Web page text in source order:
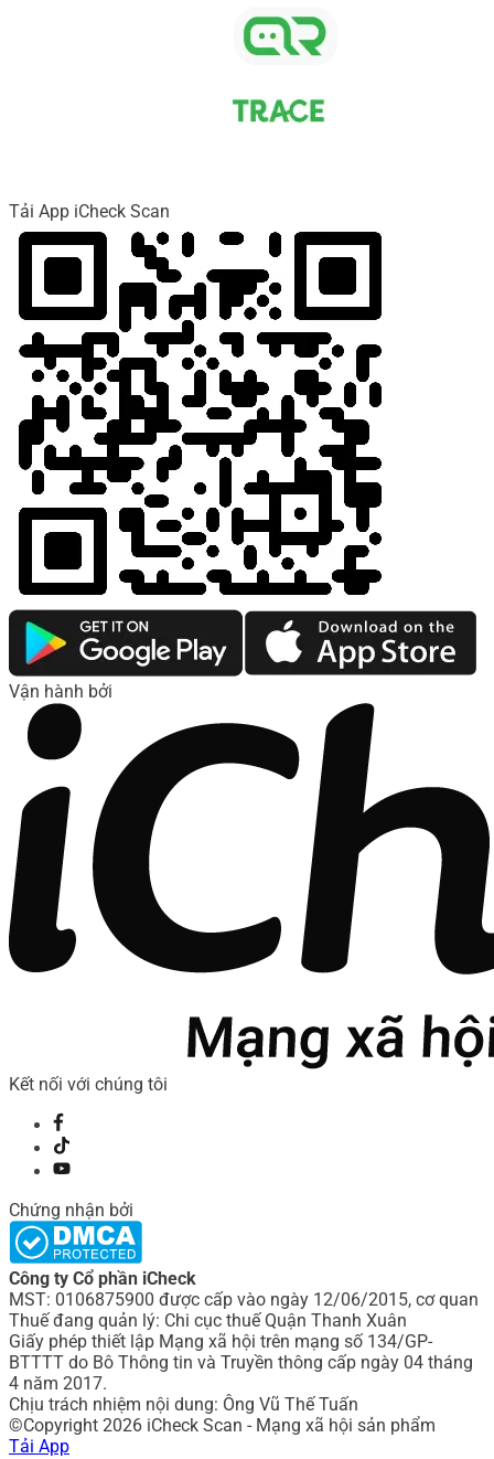
Tải App iCheck Scan
Vận hành bởi
Kết nối với chúng tôi
Chứng nhận bởi
Công ty Cổ phần iCheck
MST: 0106875900 được cấp vào ngày 12/06/2015, cơ quan
Thuế đang quản lý: Chi cục thuế Quận Thanh Xuân
Giấy phép thiết lập Mạng xã hội trên mạng số 134/GP-
BTTTT do Bô Thông tin và Truyền thông cấp ngày 04 tháng
4 năm 2017.
Chịu trách nhiệm nội dung: Ông Vũ Thế Tuấn
©Copyright 2026 iCheck Scan - Mạng xã hội sản phẩm
Tải App